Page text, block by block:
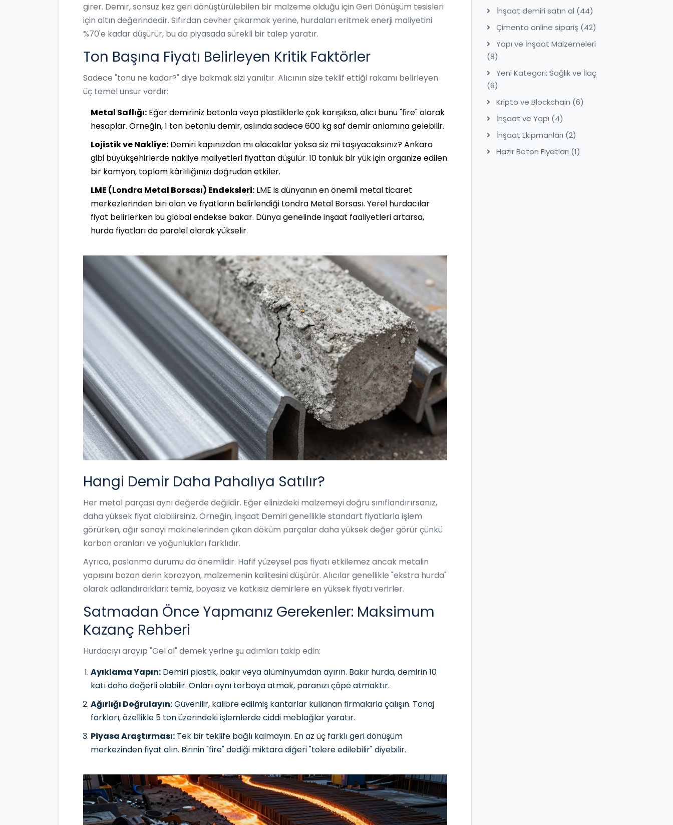
girer. Demir, sonsuz kez geri dönüştürülebilen bir malzeme olduğu için Geri Dönüşüm tesisleri
için altın değerindedir. Sıfırdan cevher çıkarmak yerine, hurdaları eritmek enerji maliyetini
%70'e kadar düşürür, bu da piyasada sürekli bir talep yaratır.
Ton Başına Fiyatı Belirleyen Kritik Faktörler
Sadece "tonu ne kadar?" diye bakmak sizi yanıltır. Alıcının size teklif ettiği rakamı belirleyen
üç temel unsur vardır:
Metal Saflığı: Eğer demiriniz betonla veya plastiklerle çok karışıksa, alıcı bunu "fire" olarak
hesaplar. Örneğin, 1 ton betonlu demir, aslında sadece 600 kg saf demir anlamına gelebilir.
Lojistik ve Nakliye: Demiri kapınızdan mı alacaklar yoksa siz mi taşıyacaksınız? Ankara
gibi büyükşehirlerde nakliye maliyetleri fiyattan düşülür. 10 tonluk bir yük için organize edilen
bir kamyon, toplam kârlılığınızı doğrudan etkiler.
LME (Londra Metal Borsası) Endeksleri: LME isdünyanın en önemli metal ticaret
merkezlerinden biri olan ve fiyatların belirlendiği Londra Metal Borsası. Yerel hurdacılar
fiyat belirlerken bu global endekse bakar. Dünya genelinde inşaat faaliyetleri artarsa,
hurda fiyatları da paralel olarak yükselir.
Hangi Demir Daha Pahalıya Satılır?
Her metal parçası aynı değerde değildir. Eğer elinizdeki malzemeyi doğru sınıflandırırsanız,
daha yüksek fiyat alabilirsiniz. Örneğin, İnşaat Demirigenellikle standart fiyatlarla işlem
görürken, ağır sanayi makinelerinden çıkan döküm parçalar daha yüksek değer görür çünkü
karbon oranları ve yoğunlukları farklıdır.
Ayrıca, paslanma durumu da önemlidir. Hafif yüzeysel pas fiyatı etkilemez ancak metalin
yapısını bozan derin korozyon, malzemenin kalitesini düşürür. Alıcılar genellikle "ekstra hurda"
olarak adlandırdıkları; temiz, boyasız ve katkısız demirlere en yüksek fiyatı verirler.
Satmadan Önce Yapmanız Gerekenler: Maksimum
Kazanç Rehberi
Hurdacıyı arayıp "Gel al" demek yerine şu adımları takip edin:
Ayıklama Yapın: Demiri plastik, bakır veya alüminyumdan ayırın. Bakır hurda, demirin 10
katı daha değerli olabilir. Onları aynı torbaya atmak, paranızı çöpe atmaktır.
Ağırlığı Doğrulayın:Güvenilir, kalibre edilmiş kantarlar kullanan firmalarla çalışın. Tonaj
farkları, özellikle 5 ton üzerindeki işlemlerde ciddi meblağlar yaratır.
Piyasa Araştırması: Tek bir teklife bağlı kalmayın. En az üç farklı geri dönüşüm
merkezinden fiyat alın. Birinin "fire" dediği miktara diğeri "tolere edilebilir" diyebilir.
İnşaat demiri satın al (44)
Çimento online sipariş (42)
Yapı ve İnşaat Malzemeleri
(8)
Yeni Kategori: Sağlık ve İlaç
(6)
Kripto ve Blockchain (6)
İnşaat ve Yapı (4)
İnşaat Ekipmanları (2)
Hazır Beton Fiyatları (1)